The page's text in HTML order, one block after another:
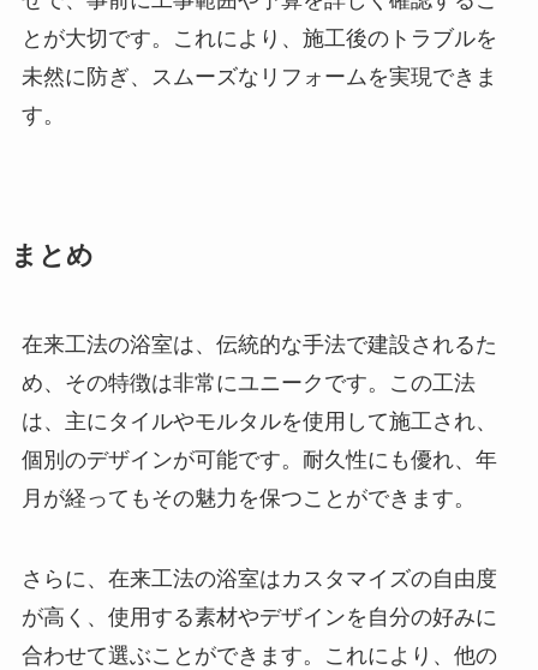
とが大切です。これにより、施工後のトラブルを
未然に防ぎ、スムーズなリフォームを実現できま
す。
まとめ
在来工法の浴室は、伝統的な手法で建設されるた
め、その特徴は非常にユニークです。この工法
は、主にタイルやモルタルを使用して施工され、
個別のデザインが可能です。耐久性にも優れ、年
月が経ってもその魅力を保つことができます。
さらに、在来工法の浴室はカスタマイズの自由度
が高く、使用する素材やデザインを自分の好みに
合わせて選ぶことができます。これにより、他の